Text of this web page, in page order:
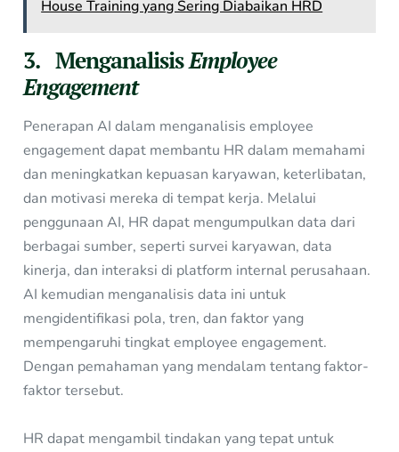
House Training yang Sering Diabaikan HRD
3. MenganalisisEmployee
Engagement
Penerapan AI dalam menganalisis employee
engagement dapat membantu HR dalam memahami
dan meningkatkan kepuasan karyawan, keterlibatan,
dan motivasi mereka di tempat kerja. Melalui
penggunaan AI, HR dapat mengumpulkan data dari
berbagai sumber, seperti survei karyawan, data
kinerja, dan interaksi di platform internal perusahaan.
AI kemudian menganalisis data ini untuk
mengidentifikasi pola, tren, dan faktor yang
mempengaruhi tingkat employee engagement.
Dengan pemahaman yang mendalam tentang faktor-
faktor tersebut.
HR dapat mengambil tindakan yang tepat untuk